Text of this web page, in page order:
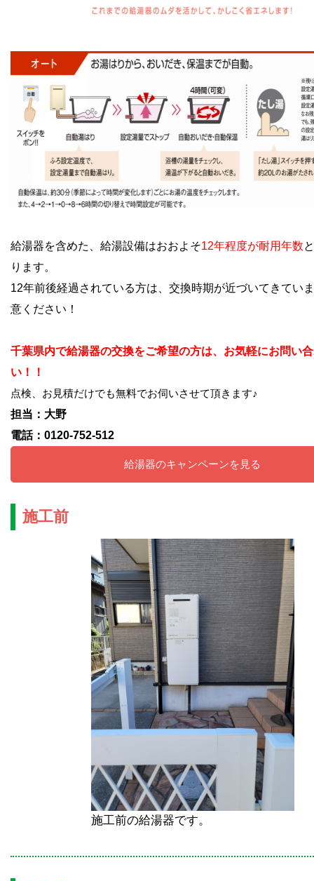
給湯器を含めた、給湯設備はおおよそ12年程度が耐用年数
ります。
12年前後経過されている方は、交換時期が近づいてきてい
意ください！
千葉県内で給湯器の交換をご希望の方は、お気軽にお問い
い！！
点検、お見積だけでも無料でお伺いさせて頂きます♪
担当：大野
電話：0120-752-512
給湯器のキャンペーンを見る
施工前
施工前の給湯器です。